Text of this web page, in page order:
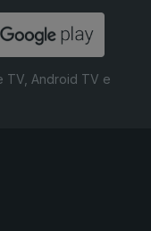
TV, Android TV e